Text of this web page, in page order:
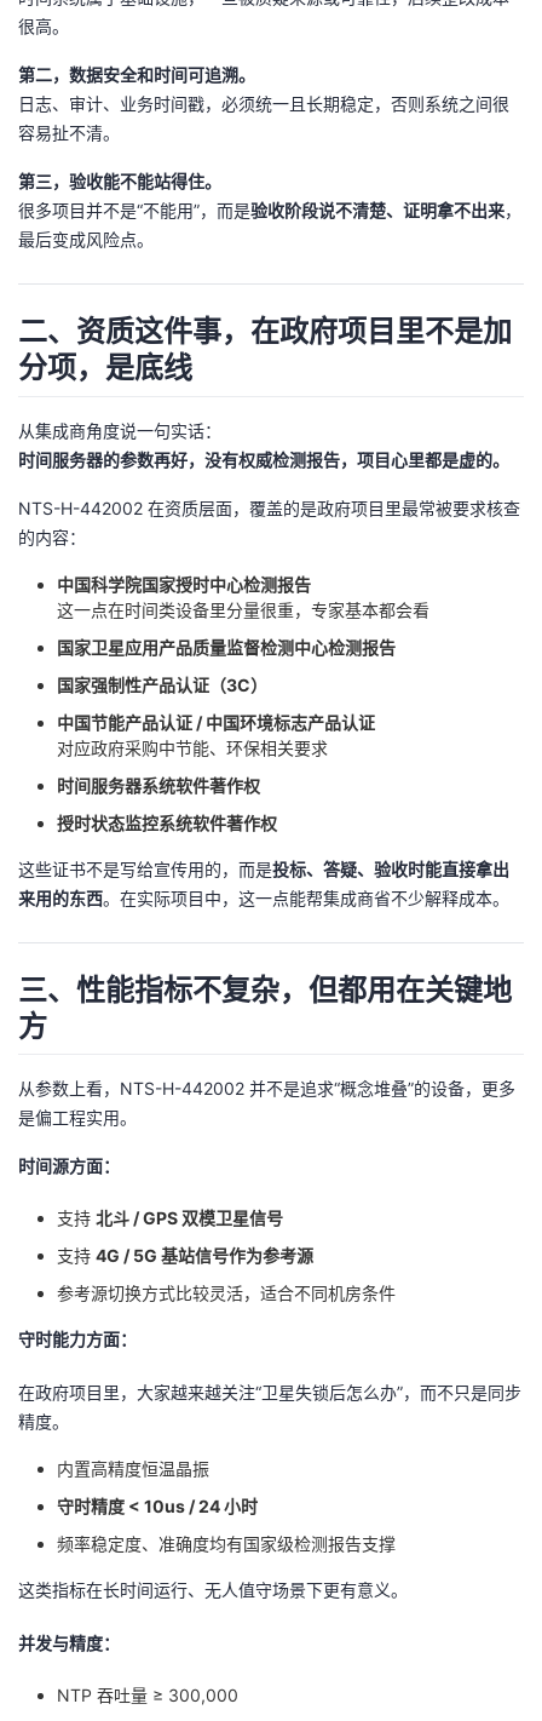
注
的
开
发
者
堂
的
课
程
我
的
认
证
我
的
实
我
的
我
的
Programs
我
的
支
我
技
术
支
持
的
云
声
建
很高。
第二，数据安全和时间可追溯。
日志、审计、业务时间戳，必须统一且长期稳定，否则系统之间很
容易扯不清。
第三，验收能不能站得住。
很多项目并不是“不能用”，而是​验收阶段说不清楚、证明拿不出来​，
最后变成风险点。
二、资质这件事，在政府项目里不是加
分项，是底线
从集成商角度说一句实话：
时间服务器的参数再好，没有权威检测报告，项目心里都是虚的。
NTS-H-442002 在资质层面，覆盖的是政府项目里最常被要求核查
的内容：
中国科学院国家授时中心检测报告
这一点在时间类设备里分量很重，专家基本都会看
国家卫星应用产品质量监督检测中心检测报告
国家强制性产品认证（3C）
中国节能产品认证 / 中国环境标志产品认证
对应政府采购中节能、环保相关要求
时间服务器系统软件著作权
授时状态监控系统软件著作权
这些证书不是写给宣传用的，而是​投标、答疑、验收时能直接拿出
来用的东西​。在实际项目中，这一点能帮集成商省不少解释成本。
三、性能指标不复杂，但都用在关键地
方
从参数上看，NTS-H-442002 并不是追求“概念堆叠”的设备，更多
是偏工程实用。
时间源方面：
支持 北斗 / GPS 双模卫星信号
支持 4G / 5G 基站信号作为参考源
参考源切换方式比较灵活，适合不同机房条件
守时能力方面：
在政府项目里，大家越来越关注“卫星失锁后怎么办”，而不只是同步
精度。
内置高精度恒温晶振
守时精度 < 10us / 24 小时
频率稳定度、准确度均有国家级检测报告支撑
这类指标在长时间运行、无人值守场景下更有意义。
并发与精度：
NTP 吞吐量 ≥ 300,000